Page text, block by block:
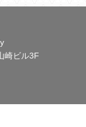
崎ビル3F